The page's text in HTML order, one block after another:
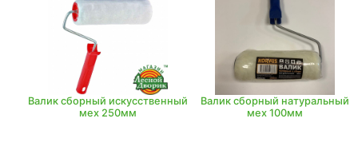
Валик сборный искусственный
мех 250мм
Валик сборный натуральный
мех 100мм